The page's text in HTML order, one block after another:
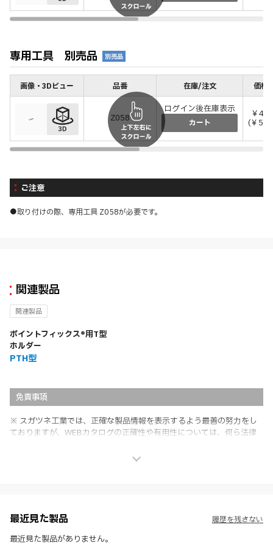
専用工具 別売品 別売品
画像・3Dビュー 品番 在庫/注文 価格(
Z058
ログイン後在庫表示
カート
￥
(￥
ご注意
●取り付けの際、専用工具 Z058が必要です。
関連製品
関連製品
ポイントフィックス®用T型
ホルダー
PTH型
免責事項
※ スガツネ工業では、正確な製品情報を表示するよう最善の努力をし
ておりますが、WEBカタログの正確性や有用性については、何ら法律
社製品の使用ご検討、又は販売促進目的の利用に限ります。
※ 本WEBサイト製品情報のご利用にあたっては、WEBサイト利用規
約、プライバシーポリシー、製品情報ガイドをご確認いただき、内容の
最近見た製品
最近見た製品がありません。
履歴を残さない